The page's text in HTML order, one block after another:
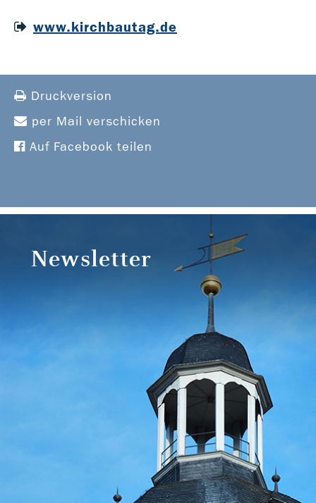
www.kirchbautag.de
Druckversion
per Mail verschicken
Auf Facebook teilen
Newsletter